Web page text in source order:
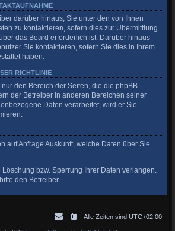
darüber hinaus, Sie unter den von Ihnen
zu kontaktieren, sofern dies zur Übermittlung
das Board erforderlich ist. Darüber hinaus
Sie kontaktieren, sofern Sie dies in Ihrem
haben.
RICHTLINIE
den Bereich der Seiten, die die phpBB-
der Betreiber in anderen Bereichen seiner
Daten verarbeitet, wird er Sie
auf Anfrage Auskunft, welche Daten über Sie
bzw. Sperrung Ihrer Daten verlangen.
den Betreiber.
Alle Zeiten sind UTC+02:00